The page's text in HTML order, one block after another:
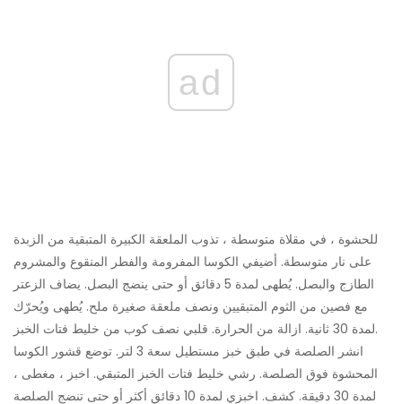
ad
للحشوة ، في مقلاة متوسطة ، تذوب الملعقة الكبيرة المتبقية من الزبدة
على نار متوسطة. أضيفي الكوسا المفرومة والفطر المنقوع والمشروم
الطازج والبصل. يُطهى لمدة 5 دقائق أو حتى ينضج البصل. يضاف الزعتر
مع فصين من الثوم المتبقيين ونصف ملعقة صغيرة ملح. يُطهى ويُحرّك
لمدة 30 ثانية. ازالة من الحرارة. قلبي نصف كوب من خليط فتات الخبز.
انشر الصلصة في طبق خبز مستطيل سعة 3 لتر. توضع قشور الكوسا
المحشوة فوق الصلصة. رشي خليط فتات الخبز المتبقي. اخبز ، مغطى ،
لمدة 30 دقيقة. كشف. اخبزي لمدة 10 دقائق أكثر أو حتى تنضج الصلصة